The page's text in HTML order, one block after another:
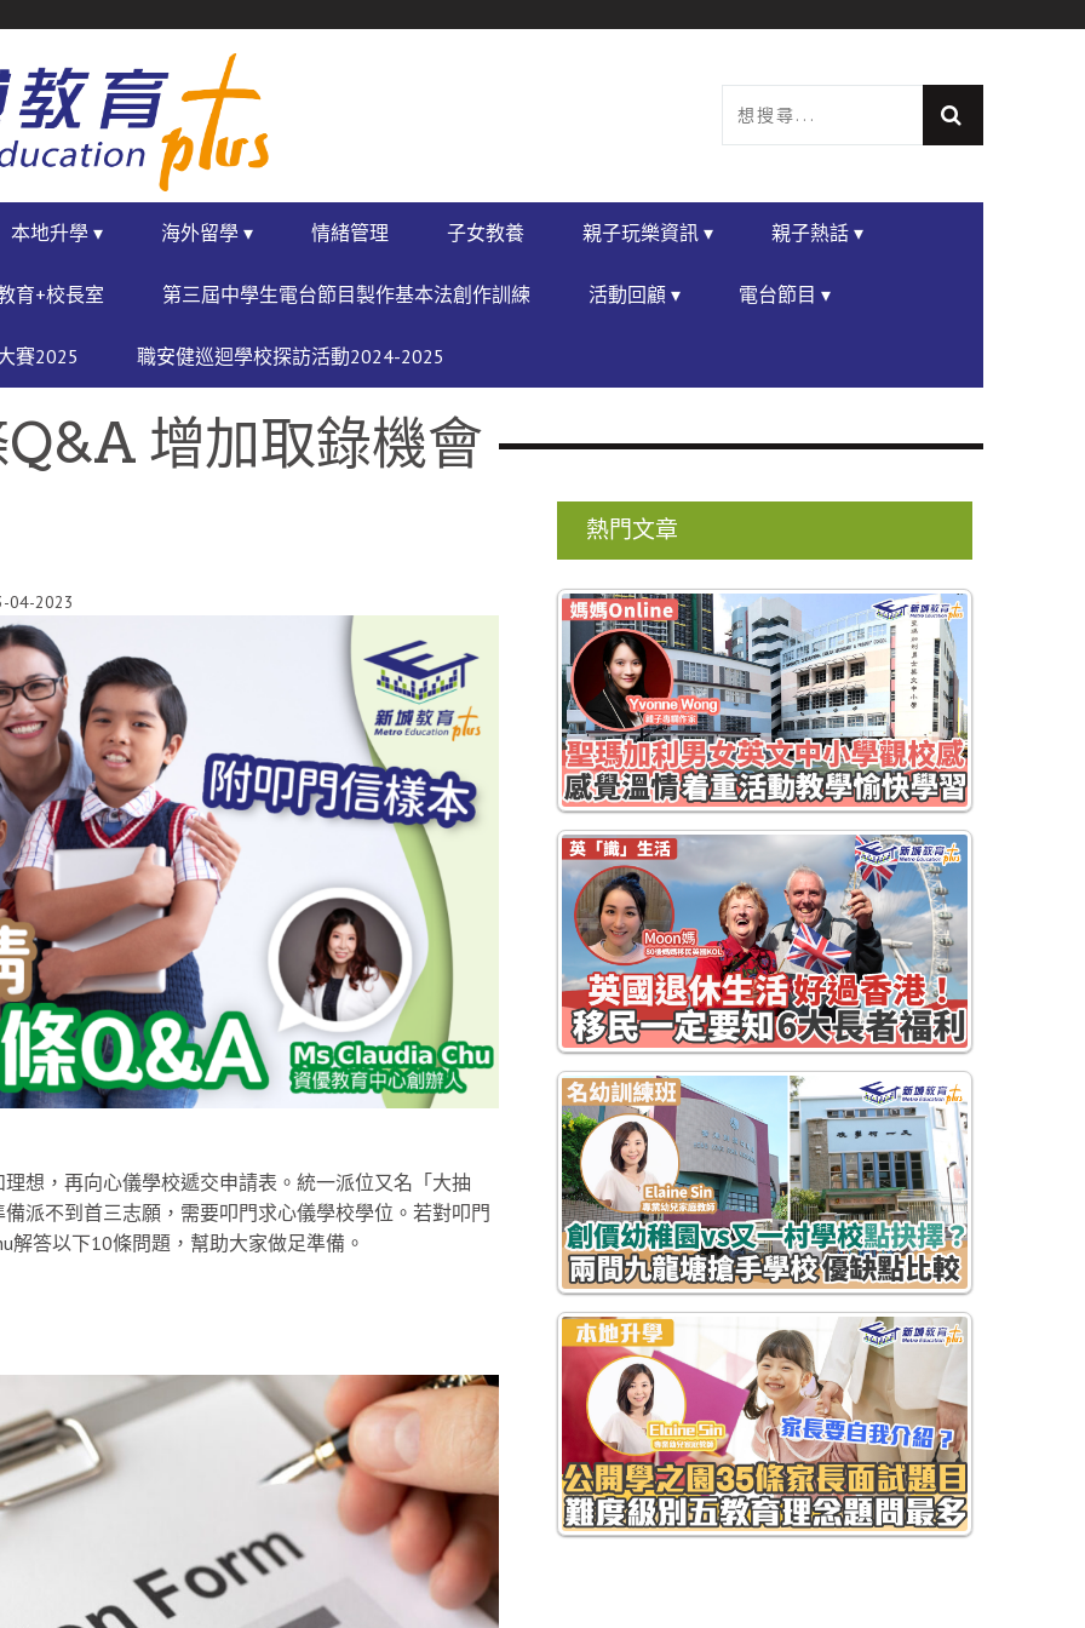
本地升學 ▾ 海外留學 ▾ 情緒管理 子女教養 親子玩樂資訊 ▾ 親子熱話 ▾
育+校長室 第三屆中學生電台節目製作基本法創作訓練 活動回顧 ▾ 電台節目 ▾
賽2025 職安健巡迴學校探訪活動2024-2025
增加取錄機會
04-2023
想，再向心儀學校遞交申請表。統一派位又名「大抽
派不到首三志願，需要叩門求心儀學校學位。若對叩門
解答以下10條問題，幫助大家做足準備。
熱門文章